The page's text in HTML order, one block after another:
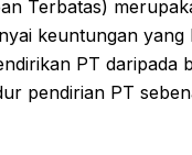
Terbatas)
keuntungan
PT daripada
pendirian PT